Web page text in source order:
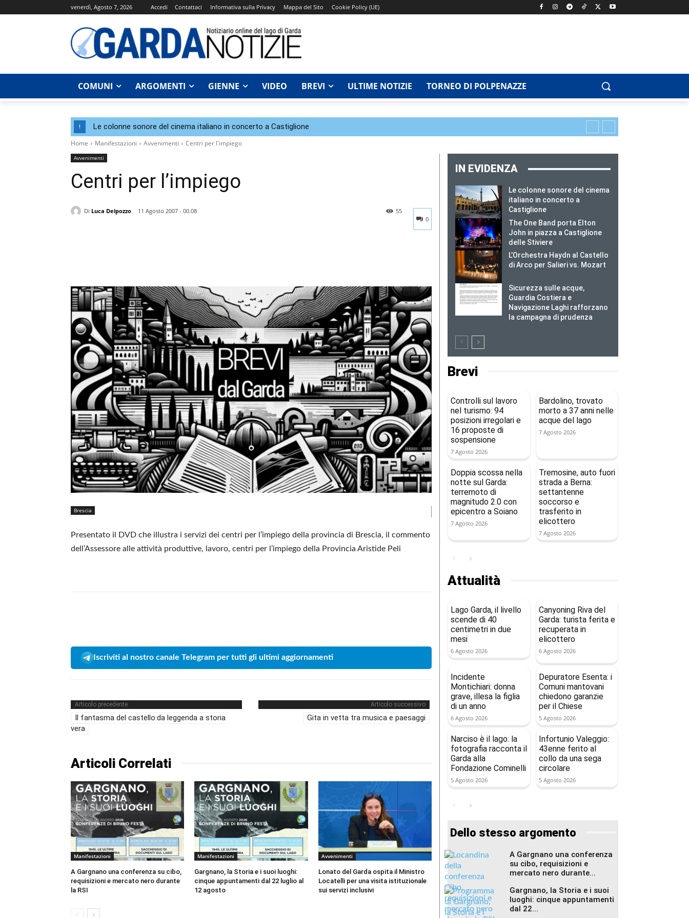
venerdì, Agosto 7, 2026 Accedi Contattaci Informativa sulla Privacy Mappa del Sito Cookie Policy (UE)
COMUNI ARGOMENTI GIENNE VIDEO BREVI ULTIME NOTIZIE TORNEO DI POLPENAZZE
! Le colonne sonore del cinema italiano in concerto a Castiglione
Home Manifestazioni Avvenimenti Centri per l'impiego
Avvenimenti
Centri per l’impiego
Di Luca Delpozzo
11 Agosto 2007 - 00.08
0
55
Brescia
Presentato il DVD che illustra i servizi dei centri per l’impiego della provincia di Brescia, il commento
dell’Assessore alle attività produttive, lavoro, centri per l’impiego della Provincia Aristide Peli
Iscriviti al nostro canale Telegram per tutti gli ultimi aggiornamenti
Articolo precedente
Il fantasma del castello:da leggenda a storia
vera
Articolo successivo
Gita in vetta tra musica e paesaggi
Articoli Correlati
Manifestazioni
A Gargnano una conferenza su cibo,
requisizioni e mercato nero durante
la RSI
Manifestazioni
Gargnano, la Storia e i suoi luoghi:
cinque appuntamenti dal 22 luglio al
12 agosto
Avvenimenti
Lonato del Garda ospita il Ministro
Locatelli per una visita istituzionale
sui servizi inclusivi
IN EVIDENZA
Le colonne sonore del cinema
italiano in concerto a
Castiglione
The One Band porta Elton
John in piazza a Castiglione
delle Stiviere
L’Orchestra Haydn al Castello
di Arco per Salieri vs. Mozart
Sicurezza sulle acque,
Guardia Costiera e
Navigazione Laghi rafforzano
la campagna di prudenza
Brevi
Controlli sul lavoro
nel turismo: 94
posizioni irregolari e
16 proposte di
sospensione
7 Agosto 2026
Bardolino, trovato
morto a 37 anni nelle
acque del lago
7 Agosto 2026
Doppia scossa nella
notte sul Garda:
terremoto di
magnitudo 2.0 con
epicentro a Soiano
7 Agosto 2026
Tremosine, auto fuori
strada a Berna:
settantenne
soccorso e
trasferito in
elicottero
7 Agosto 2026
Attualità
Lago Garda, il livello
scende di 40
centimetri in due
mesi
6 Agosto 2026
Canyoning Riva del
Garda: turista ferita e
recuperata in
elicottero
6 Agosto 2026
Incidente
Montichiari: donna
grave, illesa la figlia
di un anno
6 Agosto 2026
Depuratore Esenta: i
Comuni mantovani
chiedono garanzie
per il Chiese
5 Agosto 2026
Narciso è il lago: la
fotografia racconta il
Garda alla
Fondazione Cominelli
5 Agosto 2026
Infortunio Valeggio:
43enne ferito al
collo da una sega
circolare
5 Agosto 2026
Dello stesso argomento
A Gargnano una conferenza
su cibo, requisizioni e
mercato nero durante...
Gargnano, la Storia e i suoi
luoghi: cinque appuntamenti
dal 22...